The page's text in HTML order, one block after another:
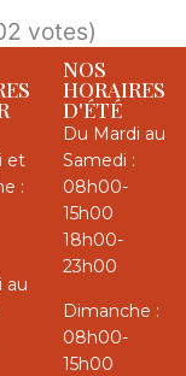
votes)
et
:
au
NOS
HORAIRES
D'ÉTÉ
Du Mardi au
Samedi :
08h00-
15h00
18h00-
23h00
Dimanche :
08h00-
15h00